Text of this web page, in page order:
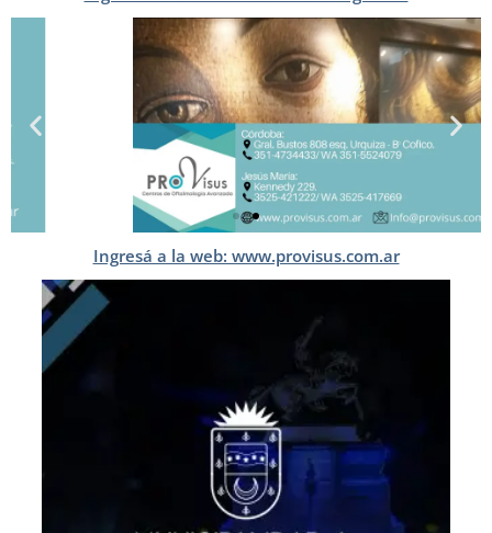
Ingresá a la web: www.provisus.com.ar